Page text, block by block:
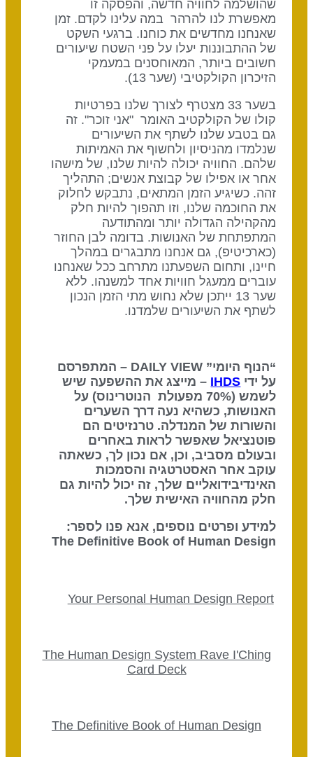
שהושלמה לחוויה חדשה, והפסקה זו
מאפשרת לנו להרהר במה עלינו לקדם. זמן
שאנחנו מחדשים את כוחנו. ברגעי השקט
של ההתבוננות יעלו על פני השטח שיעורים
חשובים ביותר, המאוחסנים במעמקי
הזיכרון הקולקטיבי (שער 13).
בשער 33 מצטרף לצורך שלנו בפרטיות
קולו של הקולקטיב האומר "אני זוכר". זה
גם בטבע שלנו לשתף את השיעורים
שנלמדו מהניסיון ולחשוף את האמיתות
שלהם. החוויה יכולה להיות שלנו, של מישהו
אחר או אפילו של קבוצת אנשים; התהליך
זהה. כשיגיע הזמן המתאים, נתבקש לחלוק
את החוכמה שלנו, וזו תהפוך להיות חלק
מהקהילה הגדולה יותר ומהתודעה
המתפתחת של האנושות. בדומה לבן החוזר
(כארכיטיפ), גם אנחנו מתבגרים במהלך
חיינו, ותחום השפעתנו מתרחבככל שאנחנו
עוברים ממעגל חוויות אחד למשנהו.ללא
שער 13 ייתכן שלא נחוש מתי הזמן הנכון
לשתף את השיעורים שלמדנו.
“הנוף היומי” DAILY VIEW – המתפרסם
על ידיIHDS – מייצג את ההשפעה שיש
לשמש (70% מפעולת הנוטרינוס) על
האנושות, כשהיא נעה דרך השערים
והשורות של המנדלה. טרנזיטים הם
פוטנציאל שאפשר לראות באחרים
ובעולם מסביב, וכן, אם נכון לך, כשאתה
עוקב אחר האסטרטגיה והסמכות
האינדיבידואליים שלך, זה יכול להיות גם
חלק מהחוויה האישית שלך.
למידע ופרטים נוספים, אנא פנו לספר:
The Definitive Book of Human Design
Your Personal Human Design Report
The Human Design System Rave I'Ching
Card Deck
The Definitive Book of Human Design